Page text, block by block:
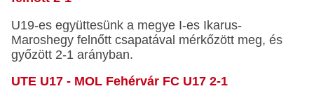
U19-es együttesünk a megye I-es Ikarus-
Maroshegy felnőtt csapatával mérkőzött meg, és
győzött 2-1 arányban.
UTE U17 - MOL Fehérvár FC U17 2-1